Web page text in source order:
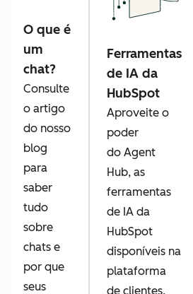
O que é
um
chat?
Consulte
o artigo
do nosso
blog
para
saber
tudo
sobre
chats e
por que
seus
Ferramentas
de IA da
HubSpot
Aproveite o
poder
do Agent
Hub, as
ferramentas
de IA da
HubSpot
disponíveis na
plataforma
de clientes.